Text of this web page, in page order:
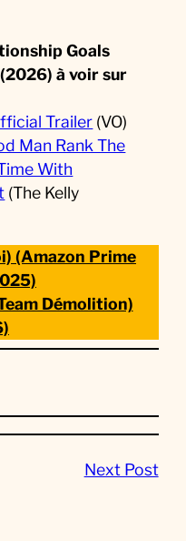
Goals
à voir sur
Trailer (VO)
Man Rank The
With
(The Kelly
(Amazon Prime
Démolition)
Next Post